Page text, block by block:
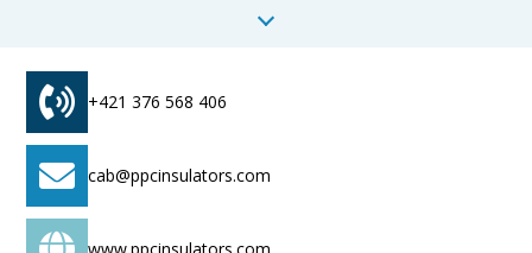
+421 376 568 406
cab@ppcinsulators.com